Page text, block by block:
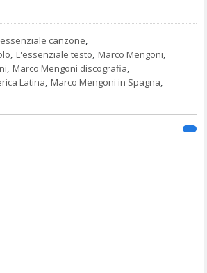
canzone,
, L'essenziale testo, Marco Mengoni,
, Marco Mengoni discografia,
Latina, Marco Mengoni in Spagna,